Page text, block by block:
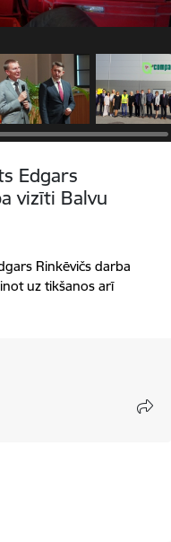
Edgars
vizīti Balvu
Rinkēvičs darba
uz tikšanos arī